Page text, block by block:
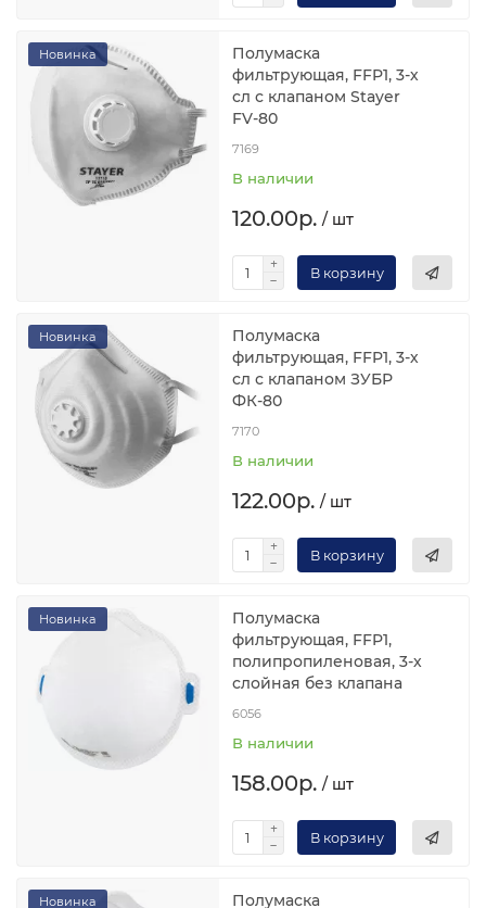
Новинка
Полумаска
фильтрующая, FFP1, 3-х
сл с клапаном Stayer
FV-80
7169
В наличии
120.00р. / шт
В корзину
Новинка
Полумаска
фильтрующая, FFP1, 3-х
сл с клапаном ЗУБР
ФК-80
7170
В наличии
122.00р. / шт
В корзину
Новинка
Полумаска
фильтрующая, FFP1,
полипропиленовая, 3-х
слойная без клапана
6056
В наличии
158.00р. / шт
В корзину
Новинка
Полумаска